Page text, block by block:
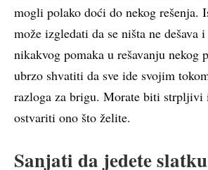
mogli polako doći do nekog rešenja.
može izgledati da se ništa ne dešava
nikakvog pomaka u rešavanju nekog
ubrzo shvatiti da sve ide svojim
razloga za brigu. Morate biti strpljivi
ostvariti ono što želite.
Sanjati da jedete